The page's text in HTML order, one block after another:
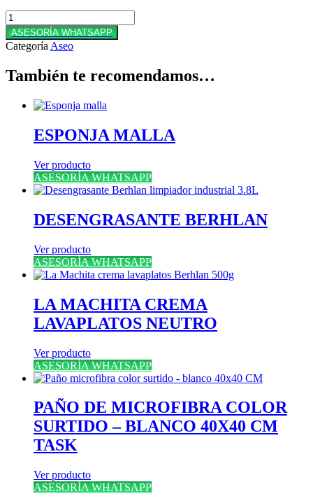
TODO
USO
LAVALOZA
LÍQUIDO
X
cantidad
ASESORÍA WHATSAPP
Categoría Aseo
También te recomendamos…
ESPONJA MALLA
Ver producto
ASESORÍA WHATSAPP
DESENGRASANTE BERHLAN
Ver producto
ASESORÍA WHATSAPP
LA MACHITA CREMA
LAVAPLATOS NEUTRO
Ver producto
ASESORÍA WHATSAPP
PAÑO DE MICROFIBRA COLOR
SURTIDO – BLANCO 40X40 CM
TASK
Ver producto
ASESORÍA WHATSAPP